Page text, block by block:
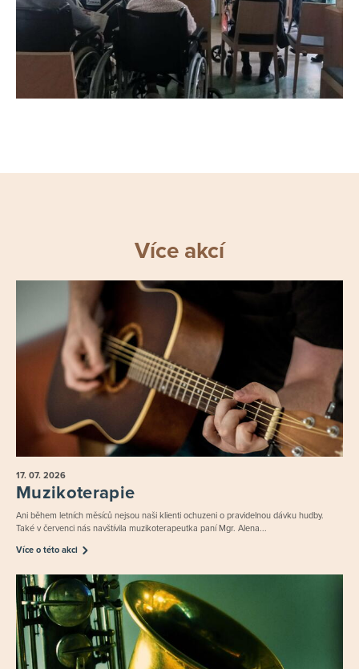
Více akcí
17. 07. 2026
Muzikoterapie
Ani během letních měsíců nejsou naši klienti ochuzeni o pravidelnou dávku hudby.
Také v červenci nás navštívila muzikoterapeutka paní Mgr. Alena...
Více o této akci